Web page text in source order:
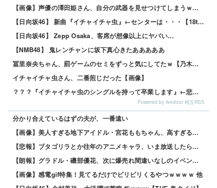
【画像】声優の澤田姫さん、自分の武器を見せつけてしまうｗｗｗｗ
【日向坂46】 新曲『イチャイチャ虫』←センターは・・・【18thシングル】
【日向坂46】 Zepp Osaka、客席が想像以上にヤバい…
【NMB48】 鬼レンチャンに坂下真心きたあああああ
冨里奈央ちゃん、罰ゲームのセミをずっと気にしてたｗ【乃木坂46】
イチャイチャ虫さん、二番煎じだった【画像】
？？？『イチャイチャ虫のシングルを持って卒業します』←悲惨だろ
Powered by livedoor 相互RSS
分かり合えているはずの夫が、一番遠い
【画像】美人すぎる地下アイドル・宮花ももちゃん、高すぎるスペックがこちらｗｗｗｗ 他
【悲報】ブタゴリラとか往年のアニメキャラ、いま放送したら大問題になる模様www 他
【朗報】グラドル・磯部優花、次に爆売れ間違いなしのイベントが話題にｗｗｗｗ 他
【画像】感電gif特集！見てるだけでビリビリくるやつｗｗｗｗ 他